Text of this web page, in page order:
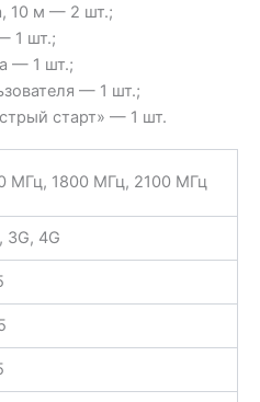
10 м — 2 шт.;
1 шт.;
— 1 шт.;
— 1 шт.;
старт» — 1 шт.
МГц, 1800 МГц, 2100 МГц
3G, 4G